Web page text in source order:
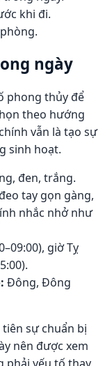
khi đi.
ngày
phong thủy để
theo hướng
vẫn là tạo sự
sinh hoạt.
đen, trắng.
tay gọn gàng,
nhắc nhở như
giờ Tỵ
Đông, Đông
sự chuẩn bị
nên được xem
phải yếu tố thay